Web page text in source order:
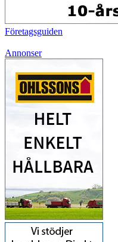
Företagsguiden
Annonser